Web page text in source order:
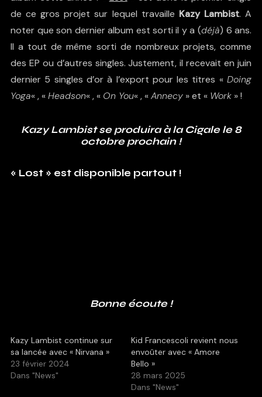
de ce gros projet sur lequel travaille Kazy Lambist. A
noter que son dernier album est sorti il y a (déjà) 6 ans.
Il a tout de même sorti de nombreux projets, comme
des EP ou d’autres singles. Justement, il recevait en juin
dernier 5 singles d’or à l’export pour les titres «Doing
Yoga« , «Headson« , « On You« , «Annecy» et « Work» !
Kazy Lambist se produira à la Cigale le 8
octobre prochain !
« Lost » est disponible partout !
Bonne écoute !
Kazy Lambist continue sur
sa lancée avec « Nirvana »
23 février 2024
Dans "News"
Kid Francescoli revient nous
envoûter avec « Amore
Bello »
28 mars 2025
Dans "News"